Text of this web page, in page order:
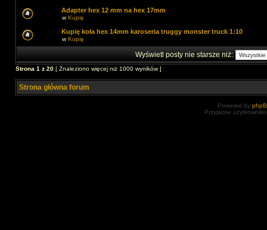
Adapter hex 12 mm na hex 17mm
wKupię
Kupię koła hex 14mm karoseria truggy monster truck 1:10
wKupię
Wyświetl posty nie starsze niż:
Strona 1 z 20 [ Znaleziono więcej niż 1000 wyników ]
Strona główna forum
Powered by
Przyjazne